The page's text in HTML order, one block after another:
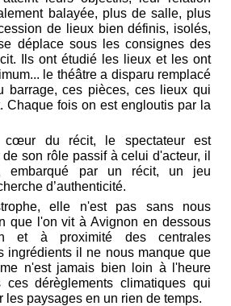
balayée, plus de salle, plus
de lieux bien définis, isolés,
déplace sous les consignes des
Ils ont étudié les lieux et les ont
le théâtre a disparu remplacé
barrage, ces pièces, ces lieux qui
Chaque fois on est engloutis par la
cœur du récit, le spectateur est
son rôle passif à celui d'acteur, il
embarqué par un récit, un jeu
d’authenticité.
elle n'est pas sans nous
que l'on vit à Avignon en dessous
et à proximité des centrales
ingrédients il ne nous manque que
n'est jamais bien loin à l'heure
dérèglements climatiques qui
les paysages en un rien de temps.